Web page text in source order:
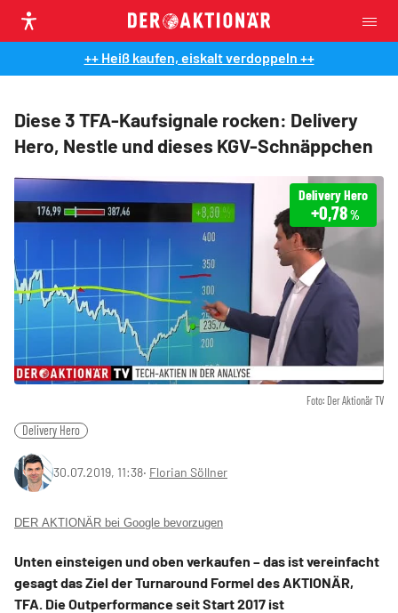
++ Heiß kaufen, eiskalt verdoppeln ++
Diese 3 TFA-Kaufsignale rocken: Delivery
Hero, Nestle und dieses KGV-Schnäppchen
Foto: Der Aktionär TV
Delivery Hero
+0,78 %
Delivery Hero
30.07.2019, 11:38‧ Florian Söllner
DER AKTIONÄR bei Google bevorzugen
Unten einsteigen und oben verkaufen – das ist vereinfacht
gesagt das Ziel der Turnaround Formel des AKTIONÄR,
TFA. Die Outperformance seit Start 2017 ist